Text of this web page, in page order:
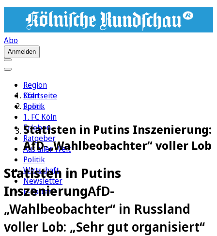
Abo
Anmelden
Region
Köln
Sport
1. FC Köln
Erleben
Ratgeber
Aus aller Welt
Politik
Wirtschaft
Newsletter
E-Paper
Startseite
Politik
Statisten in Putins Inszenierung:
AfD-„Wahlbeobachter“ voller Lob
Statisten in Putins
InszenierungAfD-
„Wahlbeobachter“ in Russland
voller Lob: „Sehr gut organisiert“